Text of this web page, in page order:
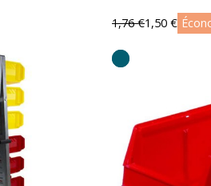
1,76 €1,50 €